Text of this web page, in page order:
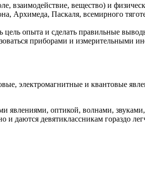
взаимодействие, вещество) и
Архимеда, Паскаля, всемирного
опыта и сделать правильные
приборами и измерительными
электромагнитные и квантовые
явлениями, оптикой, волнами,
даются девятиклассникам гораздо